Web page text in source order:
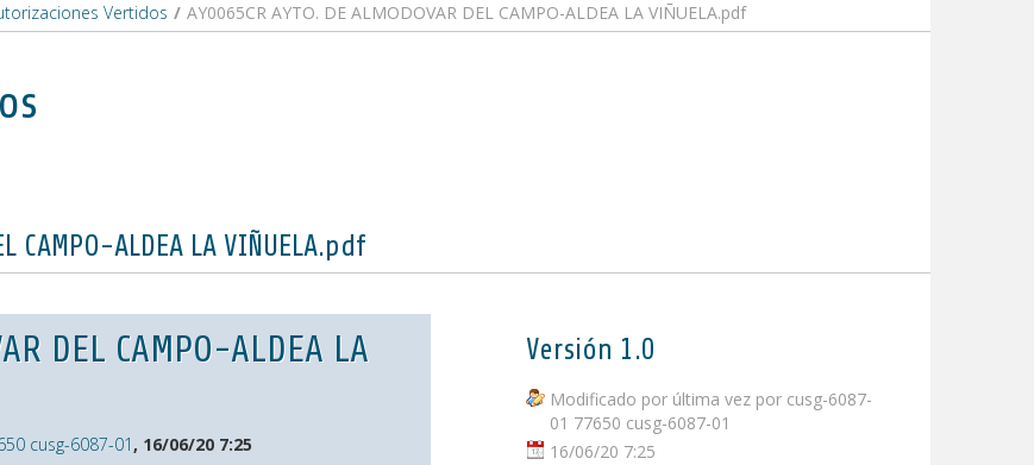
Vertidos / AY0065CR AYTO. DE ALMODOVAR DEL CAMPO-ALDEA LA VIÑUELA.pdf
CAMPO-ALDEA LA VIÑUELA.pdf
DEL CAMPO-ALDEA LA
cusg-6087-01 , 16/06/20 7:25
Versión 1.0
Modificado por última vez por cusg-6087-
01 77650 cusg-6087-01
16/06/20 7:25